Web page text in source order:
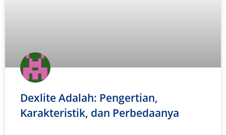
Dexlite Adalah: Pengertian,
Karakteristik, dan Perbedaanya